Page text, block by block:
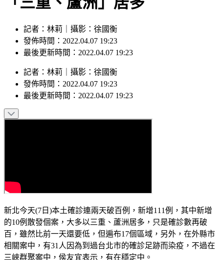
發佈時間：2022.04.07 19:23
最後更新時間：2022.04.07 19:23
發佈時間：
2022.04.07 19:23
最後更新時間：2022.04.07 19:23
的10例散發個案，大多以三重、蘆洲居多，只是確診數再破
百，雖然比前一天還要低，但遍布17個區域，另外，在外縣市
相關案中，有31人因為到過台北市的確診足跡而染疫，不過在
三峽群聚案中，侯友宜表示，有在穩定中。